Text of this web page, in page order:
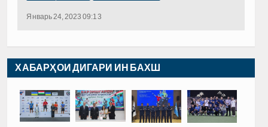
Январь 24, 2023 09:13
ХАБАРҲОИ ДИГАРИ ИН БАХШ